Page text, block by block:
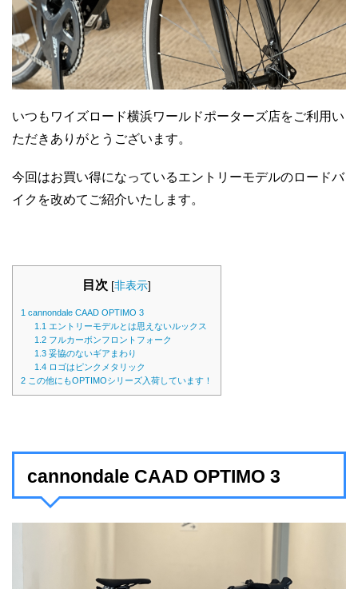
いつもワイズロード横浜ワールドポーターズ店をご利用い
ただきありがとうございます。
今回はお買い得になっているエントリーモデルのロードバ
イクを改めてご紹介いたします。
目次 [非表示]
1 cannondale CAAD OPTIMO 3
1.1 エントリーモデルとは思えないルックス
1.2 フルカーボンフロントフォーク
1.3 妥協のないギアまわり
1.4 ロゴはピンクメタリック
2 この他にもOPTIMOシリーズ入荷しています！
cannondale CAAD OPTIMO 3